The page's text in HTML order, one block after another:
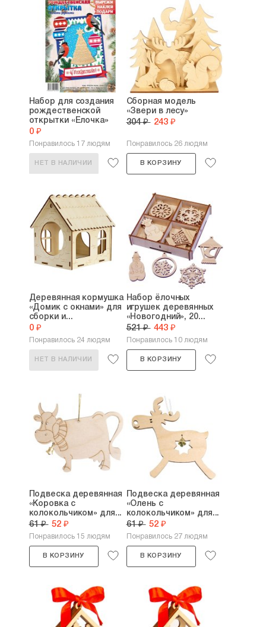
Набор для создания
рождественской
открытки «Елочка»
0 ₽
Понравилось 17 людям
НЕТ В НАЛИЧИИ
Сборная модель
«Звери в лесу»
304 ₽ 243 ₽
Понравилось 26 людям
В КОРЗИНУ
Деревянная кормушка
«Домик с окнами» для
сборки и...
0 ₽
Понравилось 24 людям
НЕТ В НАЛИЧИИ
Набор ёлочных
игрушек деревянных
«Новогодний», 20...
521 ₽ 443 ₽
Понравилось 10 людям
В КОРЗИНУ
Подвеска деревянная
«Коровка с
колокольчиком» для...
61 ₽ 52 ₽
Понравилось 15 людям
В КОРЗИНУ
Подвеска деревянная
«Олень с
колокольчиком» для...
61 ₽ 52 ₽
Понравилось 27 людям
В КОРЗИНУ